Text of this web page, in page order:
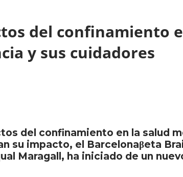
del confinamiento
y sus cuidadores
del confinamiento en la salud
su impacto, el Barcelonaβeta
Maragall, ha iniciado de un